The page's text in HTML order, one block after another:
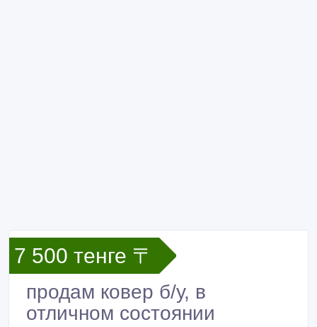
7 500 тенге 〒
продам ковер б/у, в
отличном состоянии